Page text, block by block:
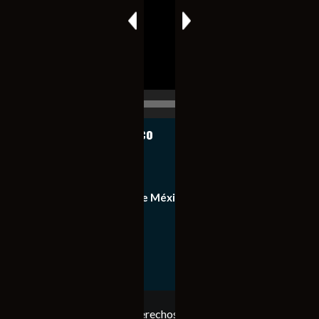
Notiexpress de México
Equipo de Notiexpress de México
Copyright © Todos los derechos reservados. Notiexpress